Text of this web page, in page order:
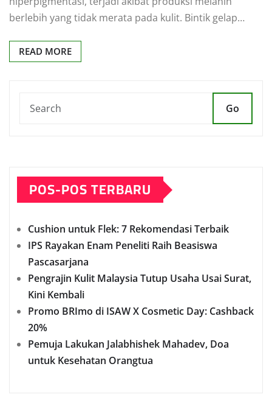
berlebih yang tidak merata pada kulit. Bintik gelap…
READ MORE
Go
POS-POS TERBARU
Cushion untuk Flek: 7 Rekomendasi Terbaik
IPS Rayakan Enam Peneliti Raih Beasiswa
Pascasarjana
Pengrajin Kulit Malaysia Tutup Usaha Usai Surat,
Kini Kembali
Promo BRImo di ISAW X Cosmetic Day: Cashback
20%
Pemuja Lakukan Jalabhishek Mahadev, Doa
untuk Kesehatan Orangtua